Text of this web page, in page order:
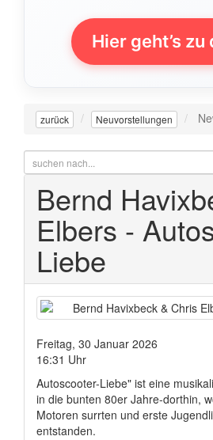
Hier geht’s
zurück Neuvorstellungen
Bernd
Elbers -
Liebe
Freitag, 30 Januar 2026
16:31 Uhr
Autoscooter-Liebe" ist eine
in die bunten 80er Jahre-dorthin,
Motoren surrten und erste
entstanden.